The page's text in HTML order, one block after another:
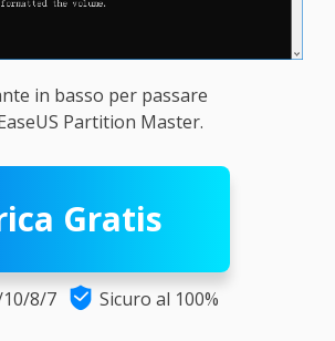
in basso per passare
Partition Master.
Gratis
8/7  Sicuro al 100%